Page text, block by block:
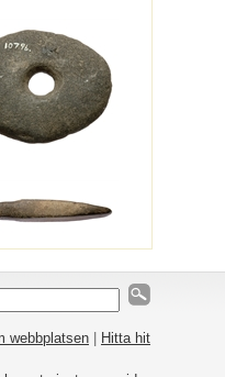
webbplatsen Hitta hit